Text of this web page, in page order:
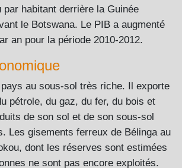
par habitant derrière la Guinée
le Botswana. Le PIB a augmenté
an pour la période 2010-2012.
au sous-sol très riche. Il exporte
pétrole, du gaz, du fer, du bois et
de son sol et de son sous-sol
Les gisements ferreux de Bélinga au
dont les réserves sont estimées
ne sont pas encore exploités.